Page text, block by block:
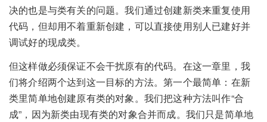
决的也是与类有关的问题。我们通过创建新类来重复使用
代码，但却用不着重新创建，可以直接使用别人已建好并
调试好的现成类。
但这样做必须保证不会干扰原有的代码。在这一章里，我
们将介绍两个达到这一目标的方法。第一个最简单：在新
类里简单地创建原有类的对象。我们把这种方法叫作“合
成”，因为新类由现有类的对象合并而成。我们只是简单地